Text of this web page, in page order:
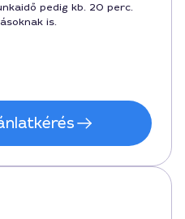
pedig kb. 20 perc.
is.